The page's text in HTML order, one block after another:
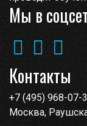
Мы в
Контакты
+7 (495) 968-07-
Москва,